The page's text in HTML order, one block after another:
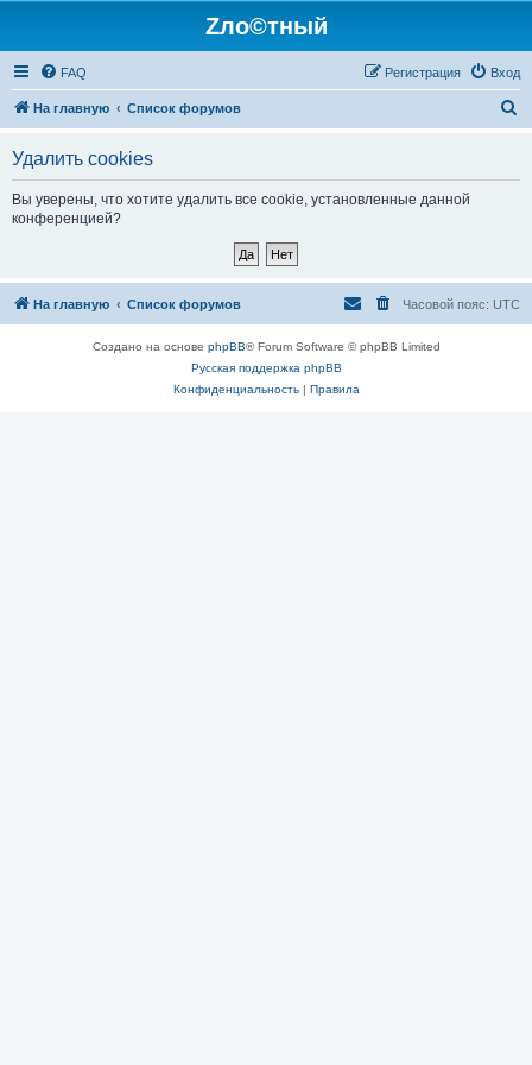
Zло©тный
FAQ Вход
Регистрация
На главную Список форумов
Удалить cookies
Вы уверены, что хотите удалить все cookie, установленные данной
конференцией?
На главную Список форумов Часовой пояс: UTC
Создано на основе phpBB® Forum Software © phpBB Limited
Русская поддержка phpBB
Конфиденциальность| Правила